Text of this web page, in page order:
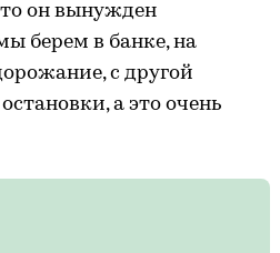
он вынужден
берем в банке, на
с другой
а это очень